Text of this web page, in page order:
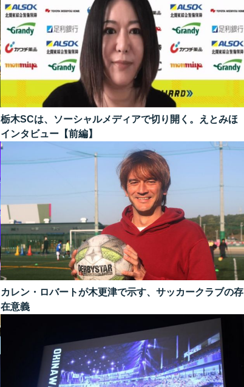
栃木SCは、ソーシャルメディアで切り開く。えとみほ
インタビュー【前編】
カレン・ロバートが木更津で示す、サッカークラブの存
在意義